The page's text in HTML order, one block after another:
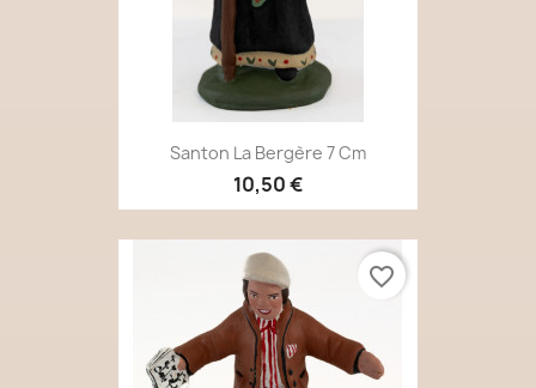
Santon La Bergère 7 Cm
10,50 €
favorite_border